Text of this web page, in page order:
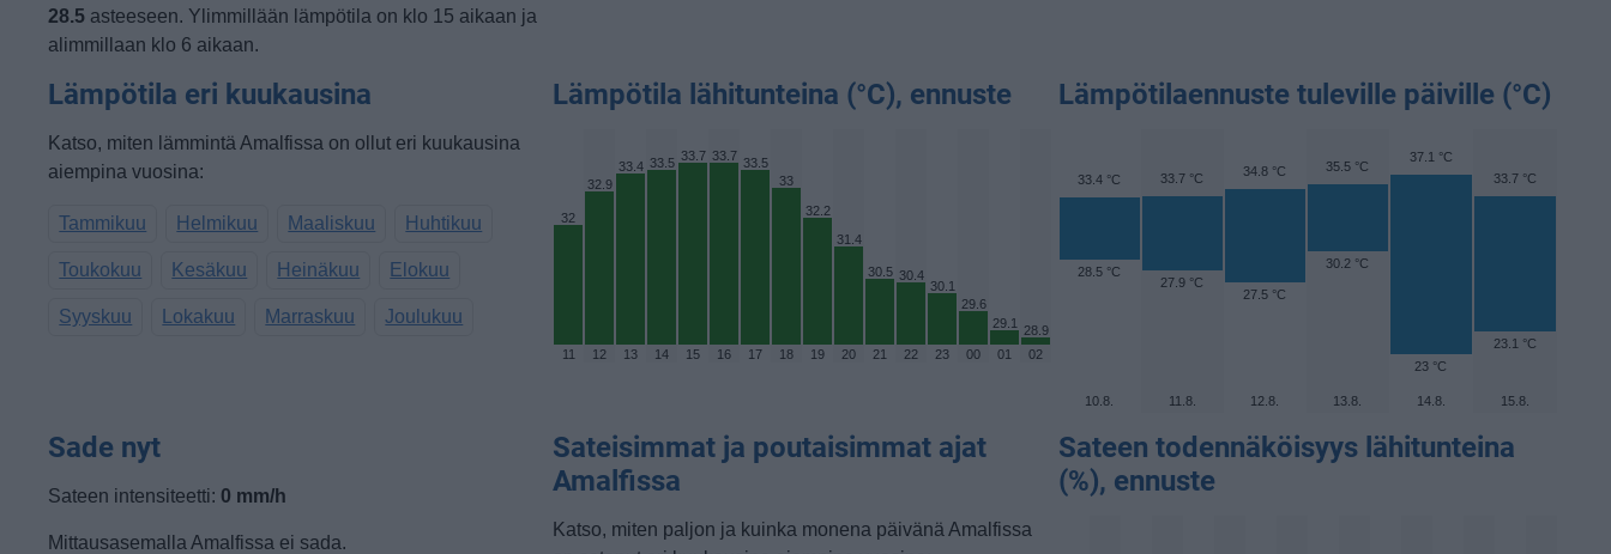
28.5 asteeseen. Ylimmillään lämpötila on klo 15 aikaan ja
alimmillaan klo 6 aikaan.
Lämpötila eri kuukausina
Katso, miten lämmintä Amalfissa on ollut eri kuukausina
aiempina vuosina:
Tammikuu Helmikuu Maaliskuu Huhtikuu
Toukokuu Kesäkuu Heinäkuu Elokuu
Syyskuu Lokakuu Marraskuu Joulukuu
Lämpötila lähitunteina (°C), ennuste
32
32.9
33.4 33.5 33.7 33.7 33.5
33
32.2
31.4
30.5 30.4
30.1
29.6
29.1
28.9
11
12 13 14 15 16 17 18 19 20 21 22 23 00 01 02
Lämpötilaennuste tuleville päiville (°C)
33.4 °C
28.5 °C
33.7 °C
27.9 °C
34.8 °C
27.5 °C
35.5 °C
30.2 °C
37.1 °C
23 °C
33.7 °C
23.1 °C
10.8. 11.8. 12.8. 13.8. 14.8. 15.8.
Sade nyt
Sateen intensiteetti: 0 mm/h
Mittausasemalla Amalfissa ei sada.
Sateisimmat ja poutaisimmat ajat
Amalfissa
Katso, miten paljon ja kuinka monena päivänä Amalfissa
Sateen todennäköisyys lähitunteina
(%), ennuste